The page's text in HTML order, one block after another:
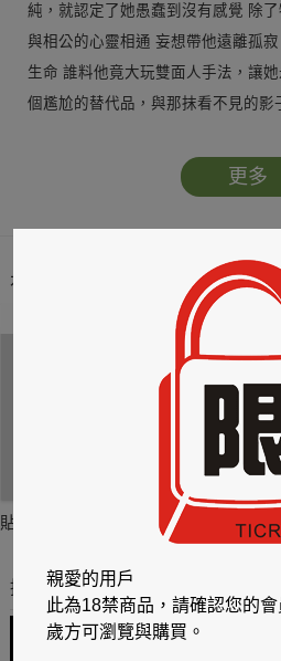
純，就認定了她愚蠢到沒有感覺 除
與相公的心靈相通 妄想帶他遠離孤
生命 誰料他竟大玩雙面人手法，讓
個尷尬的替代品，與那抹看不見的影
更多
本類暢銷榜
貼身剪裁II：如癮
3
貼心情婦～魅惑
六
推薦你買好東西
親愛的用戶
此為18禁商品，請確認您的
歲方可瀏覽與購買。